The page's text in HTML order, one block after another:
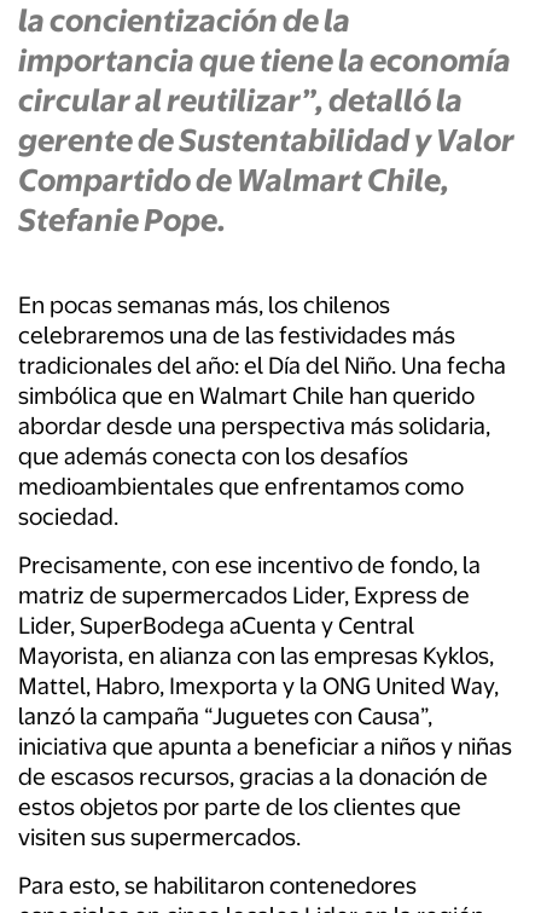
la concientización de la
importancia que tiene la economía
circular al reutilizar”, detalló la
gerente de Sustentabilidad y Valor
Compartido de Walmart Chile,
Stefanie Pope.
En pocas semanas más, los chilenos
celebraremos una de las festividades más
tradicionales del año: el Día del Niño. Una fecha
simbólica que en Walmart Chile han querido
abordar desde una perspectiva más solidaria,
que además conecta con los desafíos
medioambientales que enfrentamos como
sociedad.
Precisamente, con ese incentivo de fondo, la
matriz de supermercados Lider, Express de
Lider, SuperBodega aCuenta y Central
Mayorista, en alianza con las empresas Kyklos,
Mattel, Habro, Imexporta y la ONG United Way,
lanzó la campaña “Juguetes con Causa”,
iniciativa que apunta a beneficiar a niños y niñas
de escasos recursos, gracias a la donación de
estos objetos por parte de los clientes que
visiten sus supermercados.
Para esto, se habilitaron contenedores